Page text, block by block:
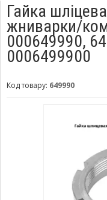
Гайка
жниварки/
000649990,
0006499900
Код товару: 649990